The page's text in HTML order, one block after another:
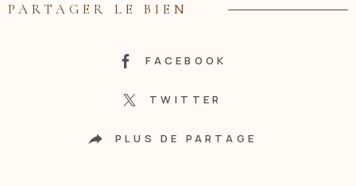
PARTAGER LE BIEN
FACEBOOK
TWITTER
PLUS DE PARTAGE